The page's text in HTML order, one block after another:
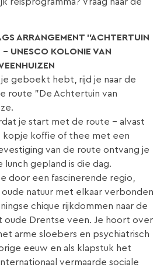
reisprogramma? Vraag naar de
ARRANGEMENT "ACHTERTUIN
UNESCO KOLONIE VAN
geboekt hebt, rijd je naar de
route "De Achtertuin van
je start met de route - alvast
kopje koffie of thee met een
van de route ontvang je
lunch gepland is die dag.
door een fascinerende regio,
natuur met elkaar verbonden
chique rijkdommen naar de
oude Drentse veen. Je hoort over
arme sloebers en psychiatrisch
eeuw en als klapstuk het
vermaarde sociale